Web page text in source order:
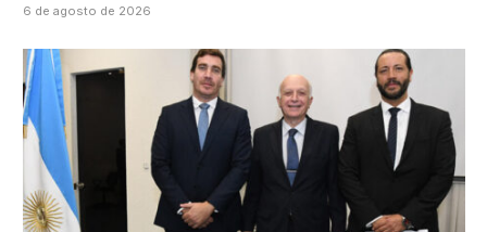
6 de agosto de 2026